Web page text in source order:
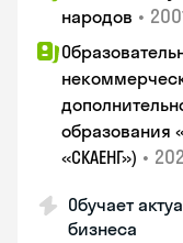
народов •
образования
«СКАЕНГ») •
Обучает
бизнеса